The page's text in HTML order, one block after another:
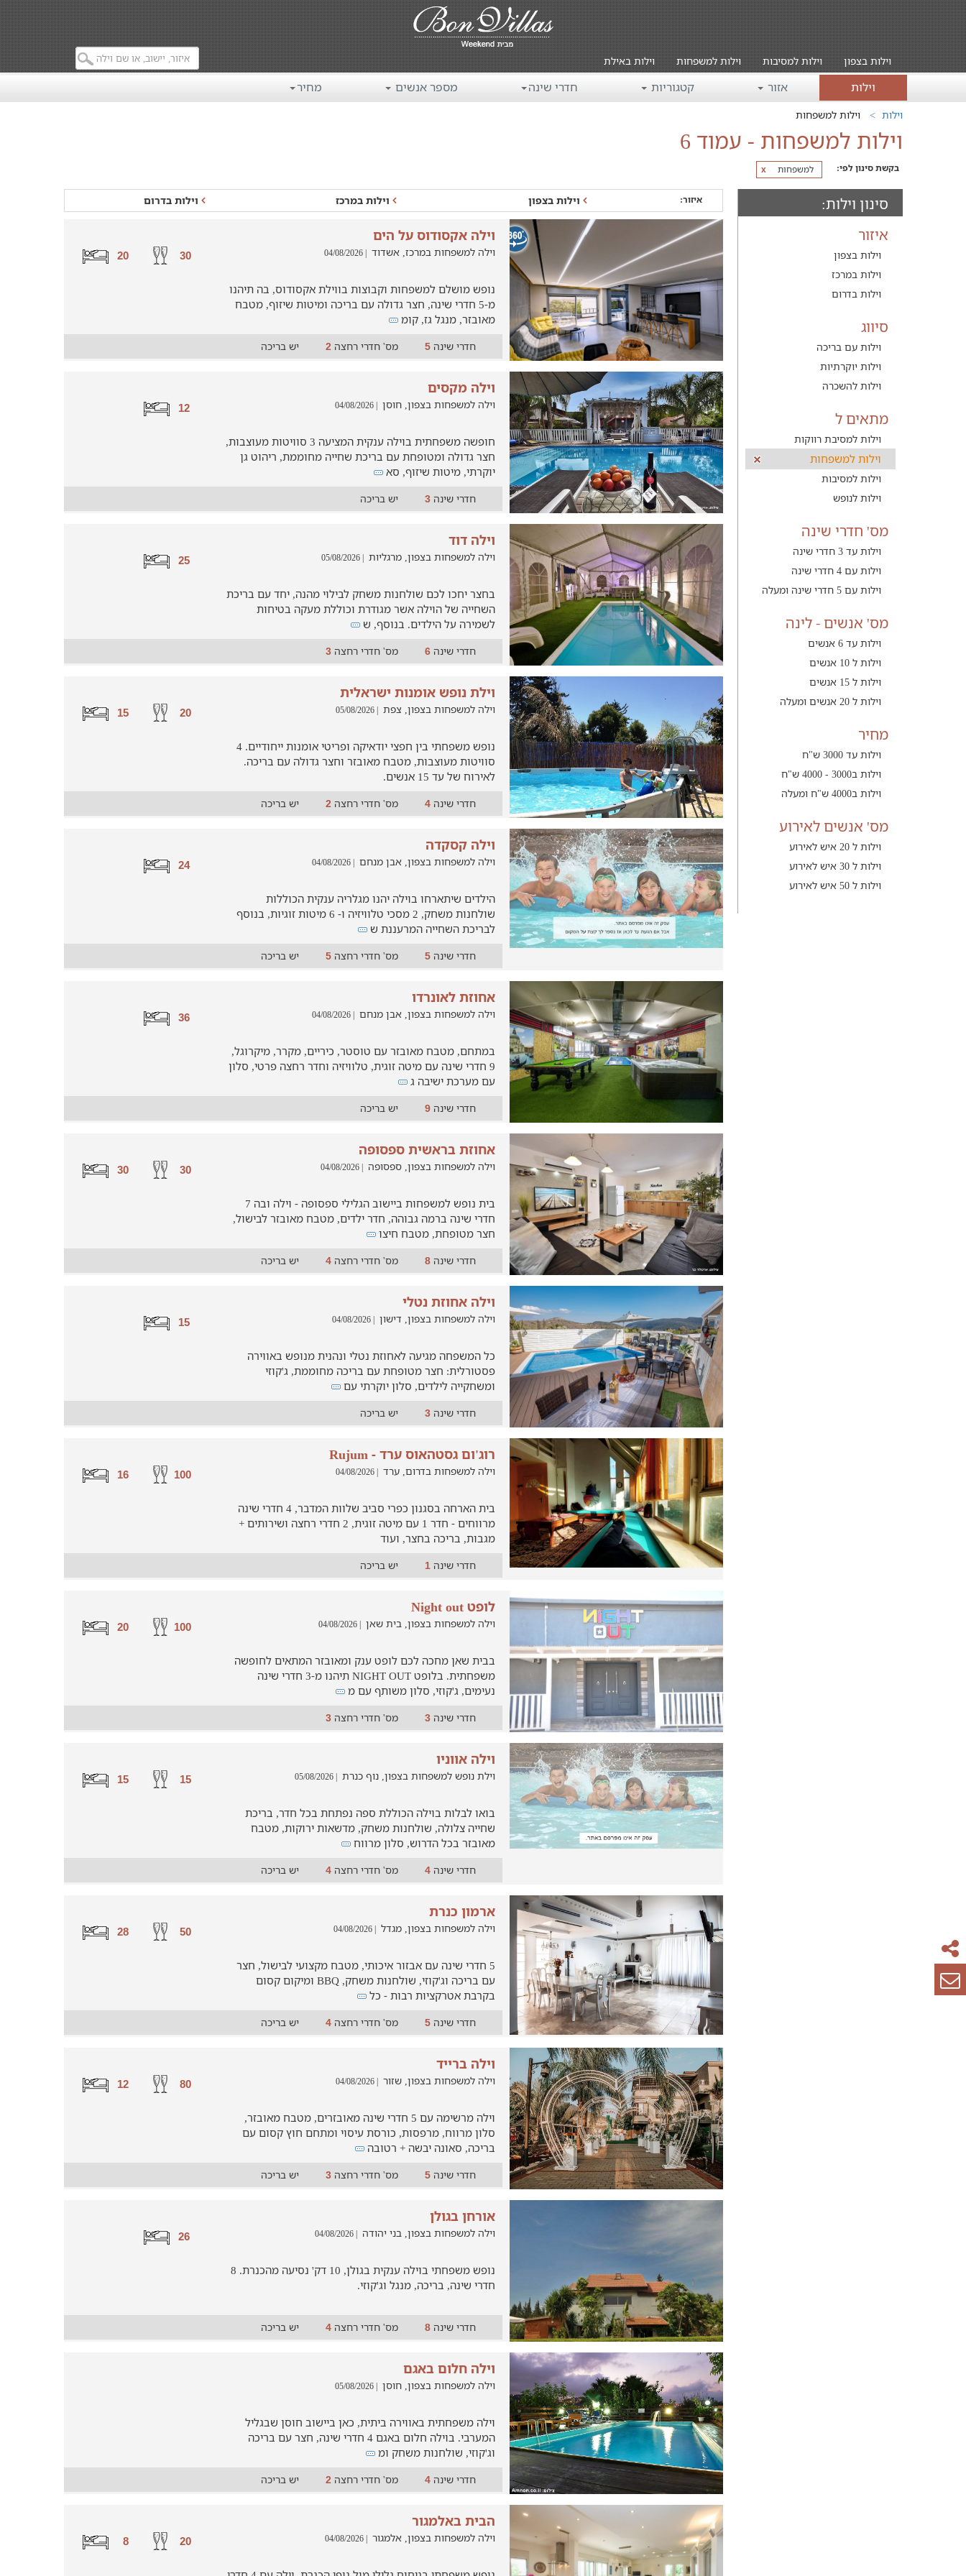
וילות בצפון וילות למסיבות וילות למשפחות וילות באילת
וילות אזור קטגוריות חדרי שינה מספר אנשים מחיר
וילות וילות למשפחות
וילות למשפחות - עמוד 6
בקשת סינון לפי: x למשפחות
סינון וילות:
איזור
וילות בצפון
וילות במרכז
וילות בדרום
סיווג
וילות עם בריכה
וילות יוקרתיות
וילות להשכרה
מתאים ל
וילות למסיבת רווקות
וילות למשפחות
וילות למסיבות
וילות לנופש
מס' חדרי שינה
וילות עד 3 חדרי שינה
וילות עם 4 חדרי שינה
וילות עם 5 חדרי שינה ומעלה
מס' אנשים - לינה
וילות עד 6 אנשים
וילות ל 10 אנשים
וילות ל 15 אנשים
וילות ל 20 אנשים ומעלה
מחיר
וילות עד 3000 ש"ח
וילות ב3000 - 4000 ש"ח
וילות ב4000 ש"ח ומעלה
מס' אנשים לאירוע
וילות ל 20 איש לאירוע
וילות ל 30 איש לאירוע
וילות ל 50 איש לאירוע
איזור: וילות בצפון וילות במרכז וילות בדרום
30
20
וילה אקסודוס על הים
וילה למשפחות במרכז, אשדוד | 04/08/2026
נופש מושלם למשפחות וקבוצות בווילת אקסודוס, בה תיהנו
מ-5 חדרי שינה, חצר גדולה עם בריכה ומיטות שיזוף, מטבח
מאובזר, מנגל גז, קומ
חדרי שינה5 מס' חדרי רחצה2 יש בריכה
12
וילה מקסים
וילה למשפחות בצפון, חוסן | 04/08/2026
חופשה משפחתית בוילה ענקית המציעה 3 סוויטות מעוצבות,
חצר גדולה ומטופחת עם בריכת שחייה מחוממת, ריהוט גן
יוקרתי, מיטות שיזוף, סא
חדרי שינה3 יש בריכה
25
וילה דוד
וילה למשפחות בצפון, מרגליות | 05/08/2026
בחצר יחכו לכם שולחנות משחק לבילוי מהנה, יחד עם בריכת
השחייה של הוילה אשר מגודרת וכוללת מעקה בטיחות
לשמירה על הילדים. בנוסף, ש
חדרי שינה6 מס' חדרי רחצה3
20
15
וילת נופש אומנות ישראלית
וילה למשפחות בצפון, צפת | 05/08/2026
נופש משפחתי בין חפצי יודאיקה ופריטי אומנות ייחודיים. 4
סוויטות מעוצבות, מטבח מאובזר וחצר גדולה עם בריכה.
לאירוח של עד 15 אנשים.
חדרי שינה4 מס' חדרי רחצה2 יש בריכה
24
וילה קסקדה
וילה למשפחות בצפון, אבן מנחם | 04/08/2026
הילדים שיתארחו בוילה יהנו מגלריה ענקית הכוללות
שולחנות משחק, 2 מסכי טלוויזיה ו- 6 מיטות זוגיות, בנוסף
לבריכת השחייה המרעננת ש
חדרי שינה5 מס' חדרי רחצה5 יש בריכה
36
אחוזת לאונרדו
וילה למשפחות בצפון, אבן מנחם | 04/08/2026
במתחם, מטבח מאובזר עם טוסטר, כיריים, מקרר, מיקרוגל,
9 חדרי שינה עם מיטה זוגית, טלוויזיה וחדר רחצה פרטי, סלון
עם מערכת ישיבה ג
חדרי שינה9 יש בריכה
30
30
אחוזת בראשית ספסופה
וילה למשפחות בצפון, ספסופה | 04/08/2026
בית נופש למשפחות ביישוב הגלילי ספסופה - וילה ובה 7
חדרי שינה ברמה גבוהה, חדר ילדים, מטבח מאובזר לבישול,
חצר מטופחת, מטבח חיצו
חדרי שינה8 מס' חדרי רחצה4 יש בריכה
15
וילה אחוזת נטלי
וילה למשפחות בצפון, דישון | 04/08/2026
כל המשפחה מגיעה לאחוזת נטלי ונהנית מנופש באווירה
פסטורלית: חצר מטופחת עם בריכה מחוממת, ג'קוזי
ומשחקייה לילדים, סלון יוקרתי עם
חדרי שינה3 יש בריכה
100
16
רוג'ום גסטהאוס ערד - Rujum
וילה למשפחות בדרום, ערד | 04/08/2026
בית הארחה בסגנון כפרי סביב שלוות המדבר, 4 חדרי שינה
מרווחים - חדר 1 עם מיטה זוגית, 2 חדרי רחצה ושירותים +
מגבות, בריכה בחצר, ועוד
חדרי שינה1 יש בריכה
100
20
לופט Night out
וילה למשפחות בצפון, בית שאן | 04/08/2026
בבית שאן מחכה לכם לופט ענק ומאובזר המתאים לחופשה
משפחתית. בלופט NIGHT OUT תיהנו מ-3 חדרי שינה
נעימים, ג'קוזי, סלון משותף עם מ
חדרי שינה3 מס' חדרי רחצה3
15
15
וילה אווניו
וילת נופש למשפחות בצפון, נוף כנרת | 05/08/2026
בואו לבלות בוילה הכוללת ספה נפתחת בכל חדר, בריכת
שחייה צלולה, שולחנות משחק, מדשאות ירוקות, מטבח
מאובזר בכל הדרוש, סלון מרווח
חדרי שינה4 מס' חדרי רחצה4 יש בריכה
50
28
ארמון כנרת
וילה למשפחות בצפון, מגדל | 04/08/2026
5 חדרי שינה עם אבזור איכותי, מטבח מקצועי לבישול, חצר
עם בריכה וג'קוזי, שולחנות משחק, BBQ ומיקום קסום
בקרבת אטרקציות רבות - כל
חדרי שינה5 מס' חדרי רחצה4 יש בריכה
80
12
וילה ברייד
וילה למשפחות בצפון, שזור | 04/08/2026
וילה מרשימה עם 5 חדרי שינה מאובזרים, מטבח מאובזר,
סלון מרווח, מרפסות, כורסת עיסוי ומתחם חוץ קסום עם
בריכה, סאונה יבשה + רטובה
חדרי שינה5 מס' חדרי רחצה3 יש בריכה
26
אורחן בגולן
וילה למשפחות בצפון, בני יהודה | 04/08/2026
נופש משפחתי בוילה ענקית בגולן, 10 דק' נסיעה מהכנרת. 8
חדרי שינה, בריכה, מנגל וג'קוזי.
חדרי שינה8 מס' חדרי רחצה4 יש בריכה
וילה חלום באגם
וילה למשפחות בצפון, חוסן | 05/08/2026
וילה משפחתית באווירה ביתית, כאן ביישוב חוסן שבגליל
המערבי. בוילה חלום באגם 4 חדרי שינה, חצר עם בריכה
וג'קוזי, שולחנות משחק ומ
חדרי שינה4 מס' חדרי רחצה2 יש בריכה
20
8
הבית באלמגור
וילה למשפחות בצפון, אלמגור | 04/08/2026